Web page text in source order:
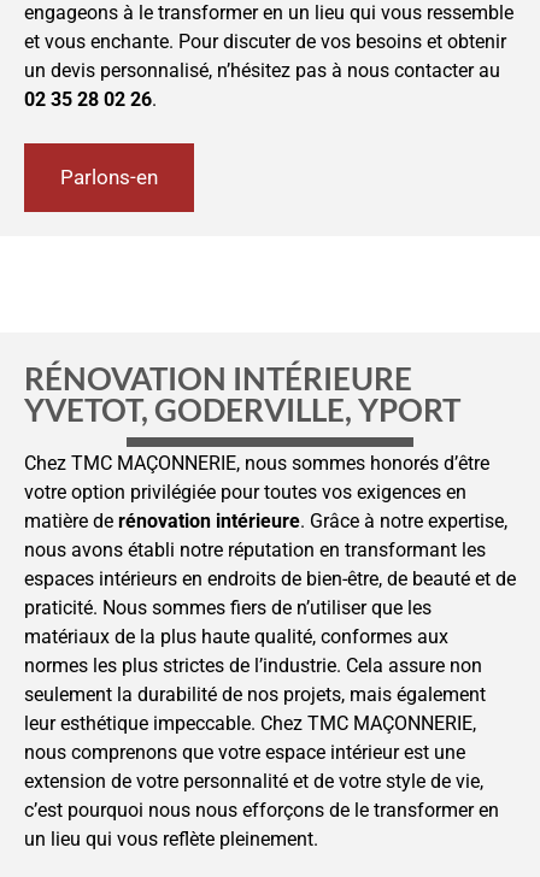
engageons à le transformer en un lieu qui vous ressemble
et vous enchante. Pour discuter de vos besoins et obtenir
un devis personnalisé, n’hésitez pas à nous contacter au
02 35 28 02 26.
Parlons-en
RÉNOVATION INTÉRIEURE
YVETOT, GODERVILLE, YPORT
Chez TMC MAÇONNERIE, nous sommes honorés d’être
votre option privilégiée pour toutes vos exigences en
matière de rénovation intérieure. Grâce à notre expertise,
nous avons établi notre réputation en transformant les
espaces intérieurs en endroits de bien-être, de beauté et de
praticité. Nous sommes fiers de n’utiliser que les
matériaux de la plus haute qualité, conformes aux
normes les plus strictes de l’industrie. Cela assure non
seulement la durabilité de nos projets, mais également
leur esthétique impeccable. Chez TMC MAÇONNERIE,
nous comprenons que votre espace intérieur est une
extension de votre personnalité et de votre style de vie,
c’est pourquoi nous nous efforçons de le transformer en
un lieu qui vous reflète pleinement.